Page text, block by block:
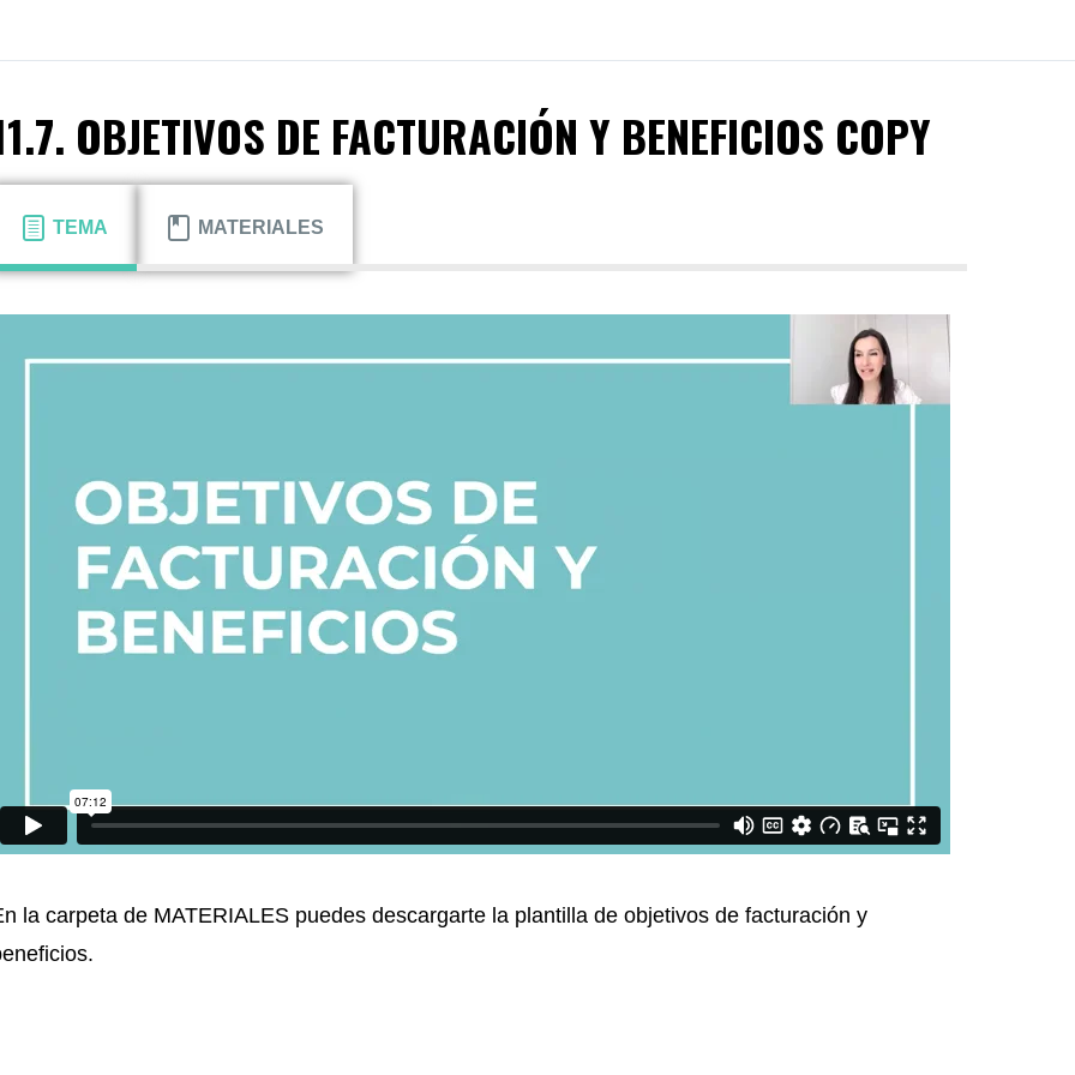
OBJETIVOS DE FACTURACIÓN Y BENEFICIOS COPY
TEMA MATERIALES
la carpeta de MATERIALES puedes descargarte la plantilla de objetivos de facturación y